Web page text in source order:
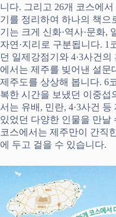
니다. 그리고 26개 코스에
기를 정리하여 하나의 책으
기는 크게 신화·역사·문화,
자연·지리로 구분됩니다. 1
던 일제강점기와 4·3사건
에서는 제주를 빚어낸 설문
제주도를 상상해 봅니다. 6
복한 시간을 보냈던 이중섭
서는 유배, 민란, 4·3사건
있었던 다양한 인물을 만날
코스에서는 제주만이 간직
에 두고 걸을 수 있습니다.